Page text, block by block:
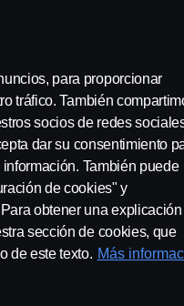
Contáctenos Sistema de
para proporcionar
tráfico. También
socios de redes
dar su consentimiento
También puede
de cookies" y
obtener una
sección de cookies, que
de este texto. Más